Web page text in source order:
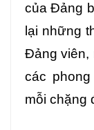
của Đảng
lại những
Đảng viên,
các
mỗi chặng